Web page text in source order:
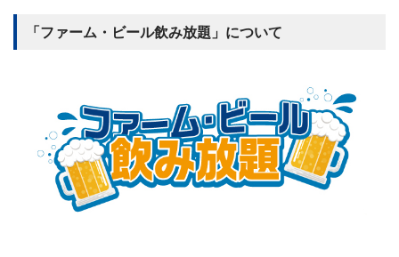
「ファーム・ビール飲み放題」について